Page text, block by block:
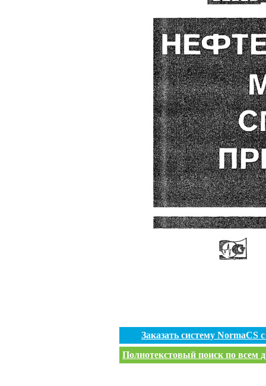
Заказать систему
Полнотекстовый поиск по всем